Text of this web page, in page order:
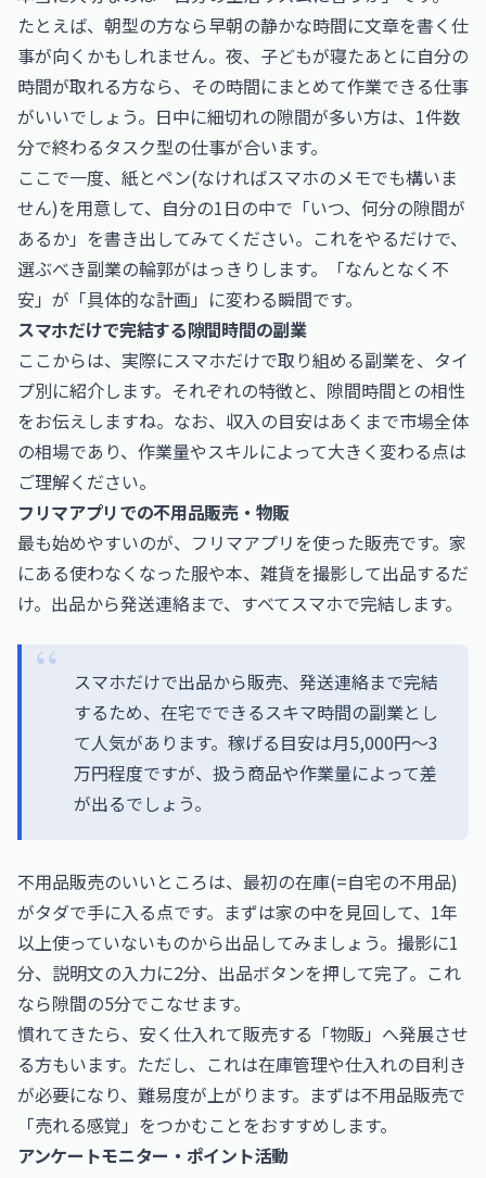
たとえば、朝型の方なら早朝の静かな時間に文章を書く仕
事が向くかもしれません。夜、子どもが寝たあとに自分の
時間が取れる方なら、その時間にまとめて作業できる仕事
がいいでしょう。日中に細切れの隙間が多い方は、1件数
分で終わるタスク型の仕事が合います。
ここで一度、紙とペン(なければスマホのメモでも構いま
せん)を用意して、自分の1日の中で「いつ、何分の隙間が
あるか」を書き出してみてください。これをやるだけで、
選ぶべき副業の輪郭がはっきりします。「なんとなく不
安」が「具体的な計画」に変わる瞬間です。
スマホだけで完結する隙間時間の副業
ここからは、実際にスマホだけで取り組める副業を、タイ
プ別に紹介します。それぞれの特徴と、隙間時間との相性
をお伝えしますね。なお、収入の目安はあくまで市場全体
の相場であり、作業量やスキルによって大きく変わる点は
ご理解ください。
フリマアプリでの不用品販売・物販
最も始めやすいのが、フリマアプリを使った販売です。家
にある使わなくなった服や本、雑貨を撮影して出品するだ
け。出品から発送連絡まで、すべてスマホで完結します。
スマホだけで出品から販売、発送連絡まで完結
するため、在宅でできるスキマ時間の副業とし
て人気があります。稼げる目安は月5,000円〜3
万円程度ですが、扱う商品や作業量によって差
が出るでしょう。
不用品販売のいいところは、最初の在庫(=自宅の不用品)
がタダで手に入る点です。まずは家の中を見回して、1年
以上使っていないものから出品してみましょう。撮影に1
分、説明文の入力に2分、出品ボタンを押して完了。これ
なら隙間の5分でこなせます。
慣れてきたら、安く仕入れて販売する「物販」へ発展させ
る方もいます。ただし、これは在庫管理や仕入れの目利き
が必要になり、難易度が上がります。まずは不用品販売で
「売れる感覚」をつかむことをおすすめします。
アンケートモニター・ポイント活動